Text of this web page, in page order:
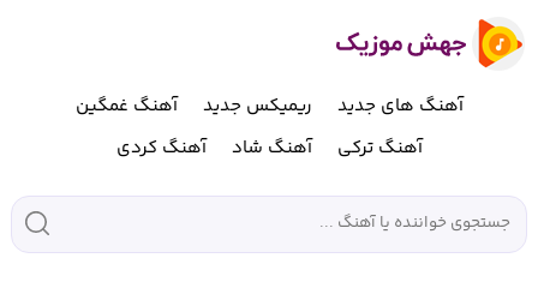
آهنگ های جدید ریمیکس جدید
آهنگ غمگین
آهنگ ترکی
آهنگ شاد آهنگ کردی